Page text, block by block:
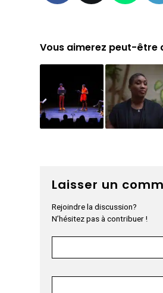
Vous aimerez peut-être
Laisser un
Rejoindre la discussion?
N’hésitez pas à contribuer !